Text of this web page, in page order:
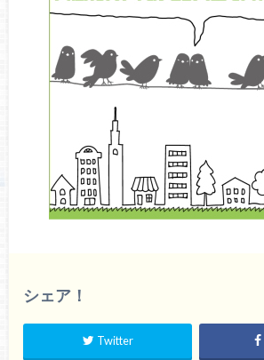
シェア！
Twitter